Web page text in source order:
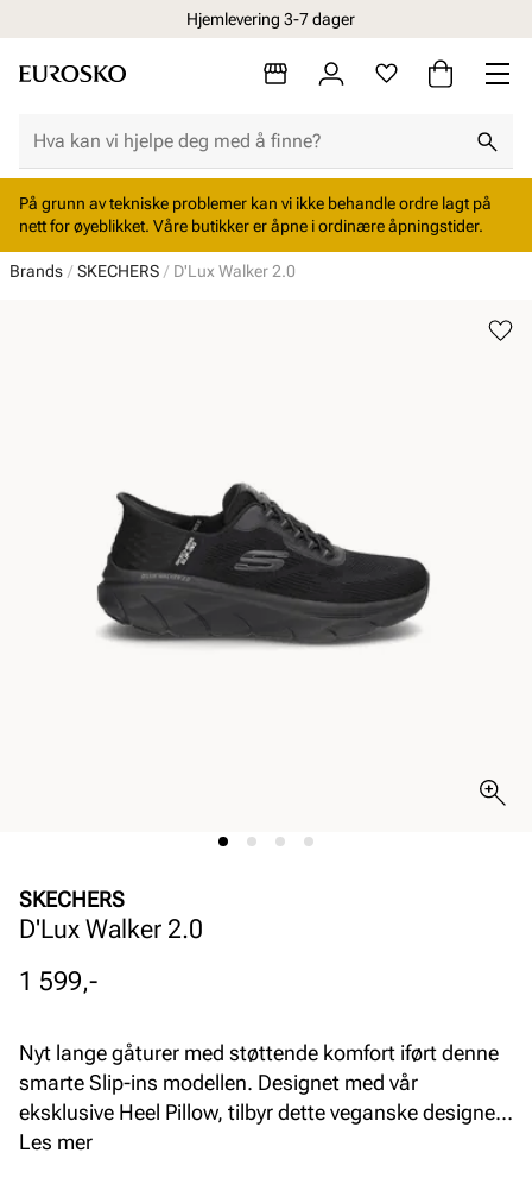
Hjemlevering 3-7 dager
På grunn av tekniske problemer kan vi ikke behandle ordre lagt på
nett for øyeblikket. Våre butikker er åpne i ordinære åpningstider.
Brands SKECHERS D'Lux Walker 2.0
SKECHERS
D'Lux Walker 2.0
Pris
1 599,-
Nyt lange gåturer med støttende komfort iført denne
smarte Slip-ins modellen. Designet med vår
eksklusive Heel Pillow, tilbyr dette veganske designet
en komfortabel og myk overdel med elastiske bånd,
Les mer